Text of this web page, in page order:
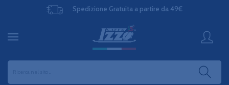
Spedizione Gratuita a partire da 49€